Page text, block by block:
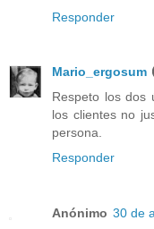
Responder
Mario_ergosum
Respeto los dos
los clientes no
persona.
Responder
Anónimo 30 de